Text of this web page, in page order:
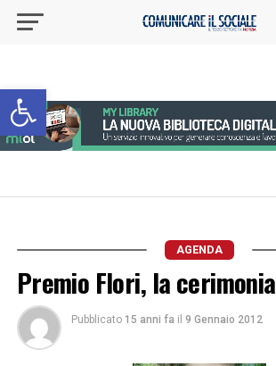
Apri la barra degli strumenti
AGENDA
Premio Flori, la cerimonia
Pubblicato 15 anni fa il 9 Gennaio 2012